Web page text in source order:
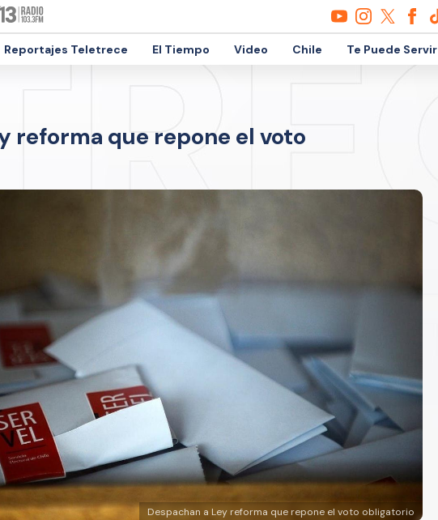
Reportajes Teletrece El Tiempo Video Chile Te Puede Servir
reforma que repone el voto
Despachan a Ley reforma que repone el voto obligatorio